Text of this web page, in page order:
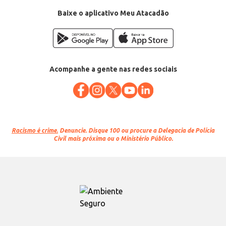
Baixe o aplicativo Meu Atacadão
Acompanhe a gente nas redes sociais
Racismo é crime. Denuncie. Disque 100 ou procure a Delegacia de Polícia
Civil mais próxima ou o Ministério Público.